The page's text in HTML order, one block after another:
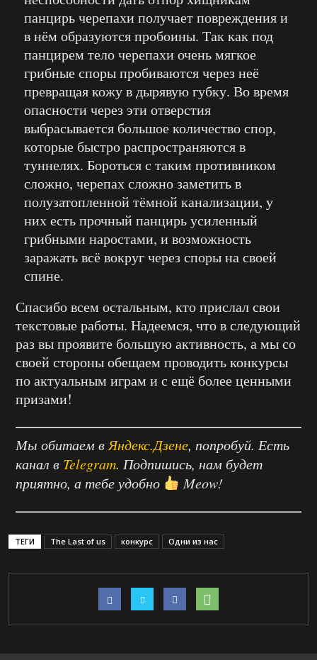
панцирь черепахи получает повреждения и
в нём образуются пробоины. Так как под
панцирем тело черепахи очень мягкое
грибные споры пробиваются через неё
превращая кожу в дырявую губку. Во время
опасности через эти отверстия
выбрасывается большое количество спор,
которые быстро распространяются в
туннелях. Бороться с таким противником
сложно, черепах сложно заметить в
полузатопленной тёмной канализации, у
них есть прочный панцирь усиленный
грибными наростами, и возможность
заражать всё вокруг через споры на своей
спине.
Спасибо всем остальным, кто прислал свои
текстовые работы. Надеемся, что в следующий
раз вы проявите большую активность, а мы со
своей стороны обещаем проводить конкурсы
по актуальным играм и с ещё более ценными
призами!
Мы обитаем в Яндекс.Дзене, попробуй. Есть
канал в Telegram. Подпишись, нам будет
приятно, а тебе удобно
Meow!
ТЕГИ The Last of us конкурс Одни из нас